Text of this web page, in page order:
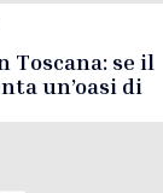
Toscana: se il
un’oasi di